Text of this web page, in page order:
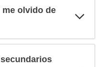
me olvido de